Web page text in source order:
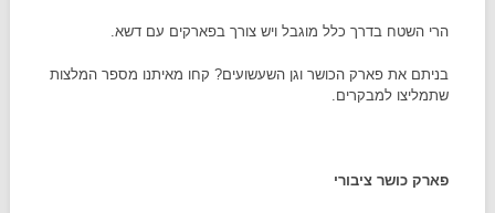
הרי השטח בדרך כלל מוגבל ויש צורך בפארקים עם דשא.
בניתם את פארק הכושר וגן השעשועים? קחו מאיתנו מספר המלצות
שתמליצו למבקרים.
פארק כושר ציבורי